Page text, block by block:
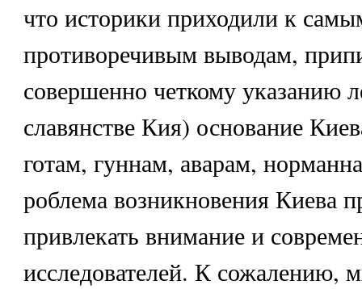
что историки приходили к
противоречивым выводам,
совершенно четкому указанию
славянстве Кия) основание
готам, гуннам, аварам,
роблема возникновения Киева
привлекать внимание и
исследователей. К сожалению,